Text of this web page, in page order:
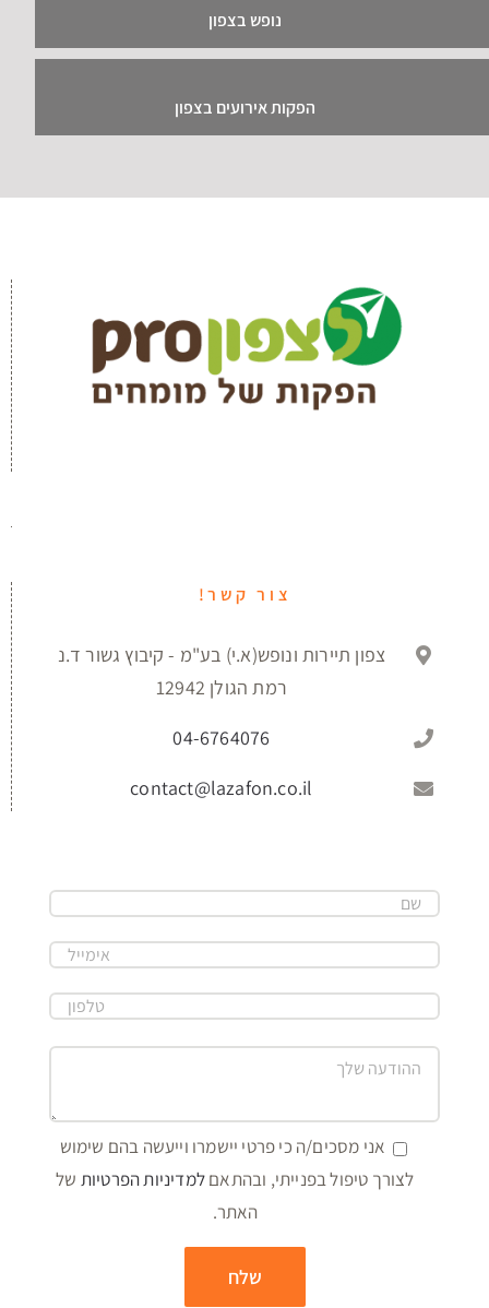
נופש בצפון
הפקות אירועים בצפון
צור קשר!
צפון תיירות ונופש(א.י) בע"מ - קיבוץ גשור ד.נ
רמת הגולן 12942
04-6764076
contact@lazafon.co.il
אני מסכים/ה כי פרטי יישמרו וייעשה בהם שימוש
לצורך טיפול בפנייתי, ובהתאםלמדיניות הפרטיות של
האתר.